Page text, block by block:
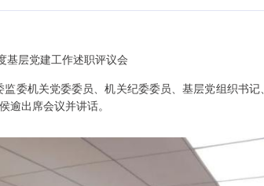
委机关党委委员、机关纪委委员、基层党组织书记、
出席会议并讲话。